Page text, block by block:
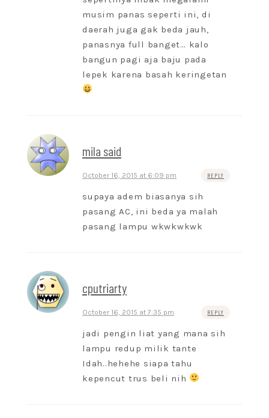
musim panas seperti ini, di
daerah juga gak beda jauh,
panasnya full banget… kalo
bangun pagi aja baju pada
lepek karena basah keringetan
mila said
October 16, 2015 at 6:09 pm REPLY
supaya adem biasanya sih
pasang AC, ini beda ya malah
pasang lampu wkwkwkwk
cputriarty
October 16, 2015 at 7:35 pm REPLY
jadi pengin liat yang mana sih
lampu redup milik tante
Idah..hehehe siapa tahu
kepencut trus beli nih